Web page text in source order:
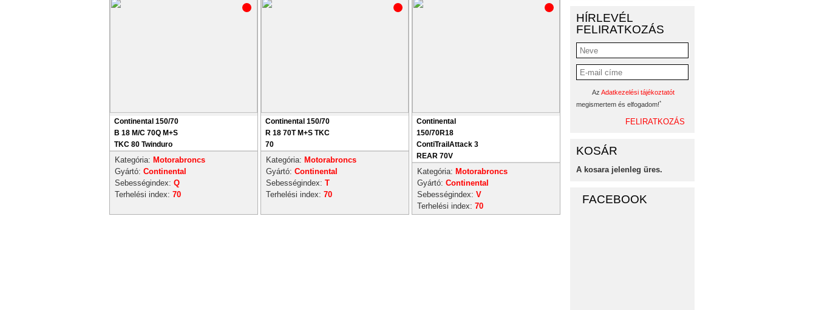
Continental 150/70
B 18 M/C 70Q M+S
TKC 80 Twinduro
Kategória: Motorabroncs
Gyártó: Continental
Sebességindex: Q
Terhelési index: 70
Continental 150/70
R 18 70T M+S TKC
70
Kategória: Motorabroncs
Gyártó: Continental
Sebességindex: T
Terhelési index: 70
Continental
150/70R18
ContiTrailAttack 3
REAR 70V
Kategória: Motorabroncs
Gyártó: Continental
Sebességindex: V
Terhelési index: 70
HÍRLEVÉL
FELIRATKOZÁS
Az Adatkezelési tájékoztatót
megismertem és elfogadom!*
KOSÁR
A kosara jelenleg üres.
FACEBOOK